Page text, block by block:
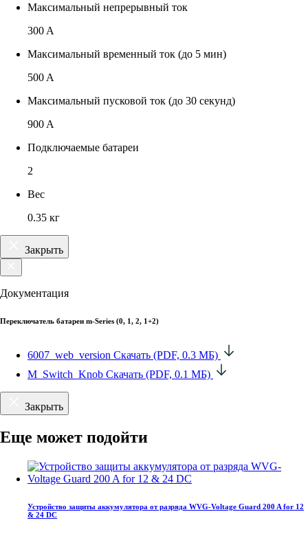
Максимальный непрерывный ток
300 A
Максимальный временный ток (до 5 мин)
500 A
Максимальный пусковой ток (до 30 секунд)
900 A
Подключаемые батареи
2
Вес
0.35 кг
Закрыть
Документация
Переключатель батареи m-Series (0, 1, 2, 1+2)
6007_web_version Скачать (PDF, 0.3 МБ)
M_Switch_Knob Скачать (PDF, 0.1 МБ)
Закрыть
Еще может подойти
Устройство защиты аккумулятора от разряда WVG-Voltage Guard 200 A for 12
& 24 DC